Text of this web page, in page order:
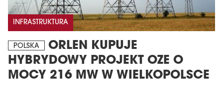
INFRASTRUKTURA
POLSKA
ORLEN KUPUJE
HYBRYDOWY PROJEKT OZE O
MOCY 216 MW W WIELKOPOLSCE